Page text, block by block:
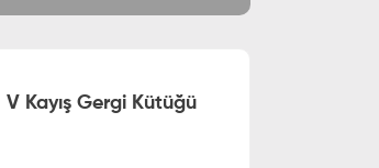
V Kayış Gergi Kütüğü